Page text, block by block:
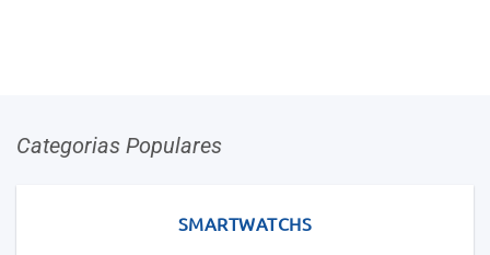
Categorias Populares
SMARTWATCHS